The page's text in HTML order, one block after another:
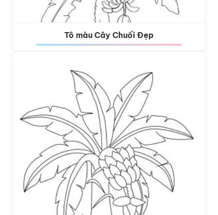
Tô màu Cây Chuối Đẹp